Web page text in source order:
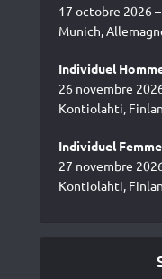
17 octobre 2026
Munich,
Individuel
26 novembre
Kontiolahti,
Individuel
27 novembre
Kontiolahti,